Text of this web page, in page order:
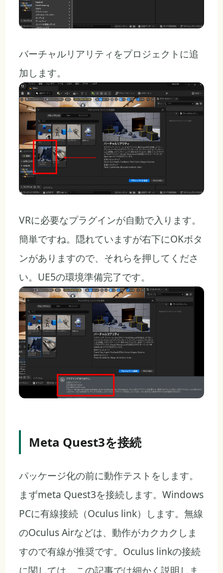
バーチャルリアリティをプロジェクトに追
加します。
VRに必要なプラグインが自動で入ります。
簡単ですね。隠れていますが右下にOKボタ
ンがありますので、それらを押してくださ
い。UE5の環境準備完了です。
Meta Quest3を接続
パッケージ化の前に動作テストをします。
まずmeta Quest3を接続します。Windows
PCに有線接続（Oculus link）します。無線
のOculus Airなどは、動作がカクカクしま
すので有線が推奨です。Oculus linkの接続